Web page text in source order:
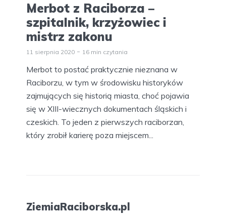
Merbot z Raciborza –
szpitalnik, krzyżowiec i
mistrz zakonu
11 sierpnia 2020 16 min czytania
Merbot to postać praktycznie nieznana w
Raciborzu, w tym w środowisku historyków
zajmujących się historią miasta, choć pojawia
się w XIII-wiecznych dokumentach śląskich i
czeskich. To jeden z pierwszych raciborzan,
który zrobił karierę poza miejscem...
ZiemiaRaciborska.pl